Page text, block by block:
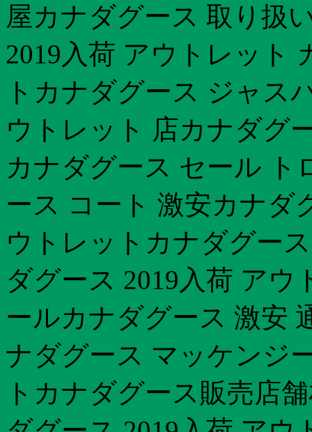
屋カナダグース 取り扱
2019入荷 アウトレット
トカナダグース ジャス
ウトレット 店カナダグ
カナダグース セール
ース コート 激安カナダ
ウトレットカナダグー
ダグース 2019入荷 ア
ールカナダグース 激安
ナダグース マッケンジ
トカナダグース販売店